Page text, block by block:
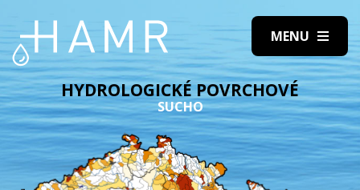
HYDROLOGICKÉ POVRCHOVÉ
SUCHO